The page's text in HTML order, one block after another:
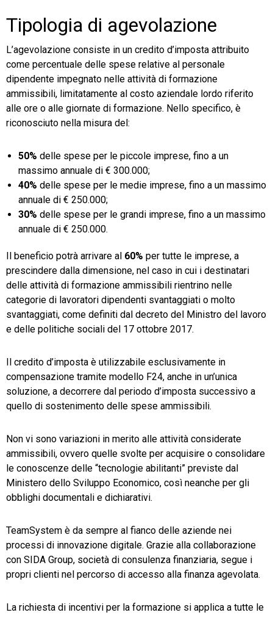
Tipologia di agevolazione
L’agevolazione consiste in un credito d’imposta attribuito
come percentuale delle spese relative al personale
dipendente impegnato nelle attività di formazione
ammissibili, limitatamente al costo aziendale lordo riferito
alle ore o alle giornate di formazione. Nello specifico, è
riconosciuto nella misura del:
50% delle spese per le piccole imprese, fino a un
massimo annuale di € 300.000;
40% delle spese per le medie imprese, fino a un massimo
annuale di € 250.000;
30% delle spese per le grandi imprese, fino a un massimo
annuale di € 250.000.
Il beneficio potrà arrivare al 60% per tutte le imprese, a
prescindere dalla dimensione, nel caso in cui i destinatari
delle attività di formazione ammissibili rientrino nelle
categorie di lavoratori dipendenti svantaggiati o molto
svantaggiati, come definiti dal decreto del Ministro del lavoro
e delle politiche sociali del 17 ottobre 2017.
Il credito d’imposta è utilizzabile esclusivamente in
compensazione tramite modello F24, anche in un’unica
soluzione, a decorrere dal periodo d’imposta successivo a
quello di sostenimento delle spese ammissibili.
Non vi sono variazioni in merito alle attività considerate
ammissibili, ovvero quelle svolte per acquisire o consolidare
le conoscenze delle “tecnologie abilitanti” previste dal
Ministero dello Sviluppo Economico, così neanche per gli
obblighi documentali e dichiarativi.
TeamSystem è da sempre al fianco delle aziende nei
processi di innovazione digitale. Grazie alla collaborazione
con SIDA Group, società di consulenza finanziaria, segue i
propri clienti nel percorso di accesso alla finanza agevolata.
La richiesta di incentivi per la formazione si applica a tutte le